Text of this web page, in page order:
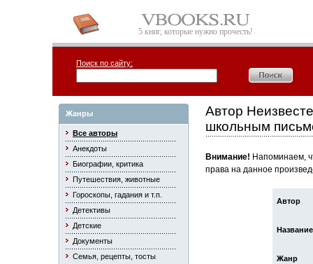
5 книг, которые нужно прочесть!
Поиск по сайту:
Жанры
Все авторы
Анекдоты
Биографии, критика
Путешествия, животные
Гороскопы, гадания и т.п.
Детективы
Детские
Документы
Семья, рецепты, тосты
Автор
школьным
Внимание! Напоминаем,
права на данное
Автор
Название
Жанр